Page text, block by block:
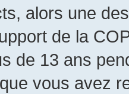
alors une
de la
de 13 ans
vous avez